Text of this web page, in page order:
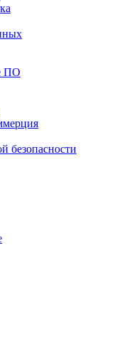
ПО
безопасности